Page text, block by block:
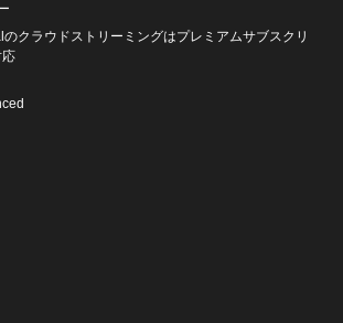
のクラウドストリーミングはプレミアムサブスクリ
応